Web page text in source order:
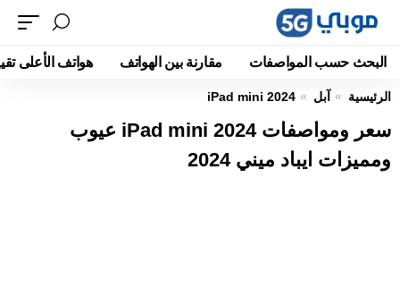
البحث حسب المواصفات مقارنة بين الهواتف هواتف الأعلى
الرئيسية آبل iPad mini 2024
سعر ومواصفات iPad mini 2024 عيوب
ومميزات ايباد ميني 2024